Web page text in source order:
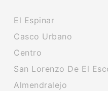
El Espinar
Casco Urbano
Centro
San Lorenzo De El
Almendralejo